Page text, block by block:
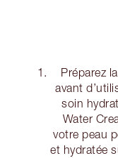
Préparez
avant
soin
Water
votre peau
et hydratée